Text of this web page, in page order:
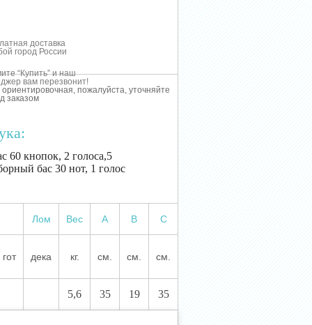
доставка
город России
“Купить” и наш
вам перезвонит!
пожалуйста, уточняйте
заказом
60 кнопок, 2 голоса,5
бас 30 нот, 1 голос
Лом Вес А В С
гот дека кг. см. см. см.
5,6 35 19 35